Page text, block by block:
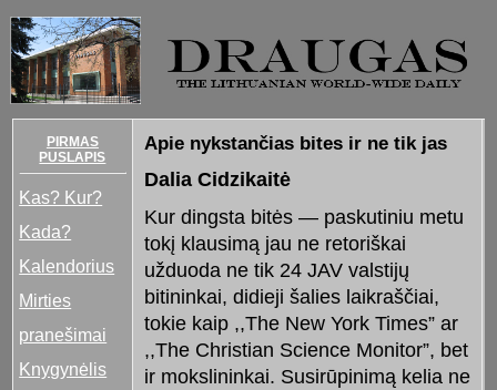
PIRMAS
PUSLAPIS
Kas? Kur?
Kada?
Kalendorius
Mirties
pranešimai
Knygynėlis
Apie nykstančias bites ir ne tik jas
Dalia Cidzikaitė
Kur dingsta bitės — paskutiniu metu
tokį klausimą jau ne retoriškai
užduoda ne tik 24 JAV valstijų
bitininkai, didieji šalies laikraščiai,
tokie kaip ,,The New York Times” ar
,,The Christian Science Monitor”, bet
ir mokslininkai. Susirūpinimą kelia ne